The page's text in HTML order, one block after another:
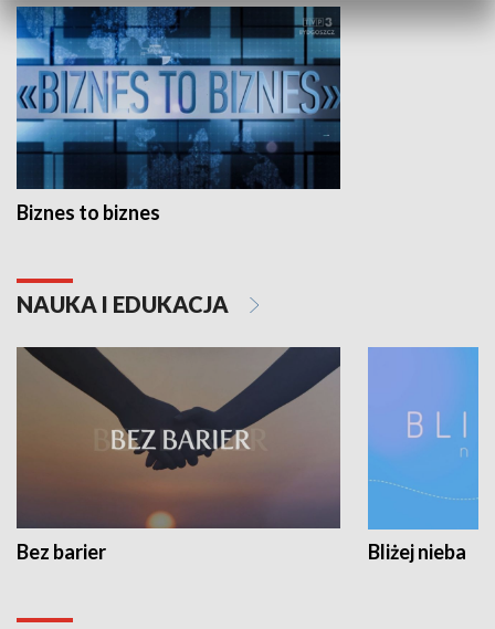
Biznes to biznes
NAUKA I EDUKACJA
Bez barier Bliżej nieba